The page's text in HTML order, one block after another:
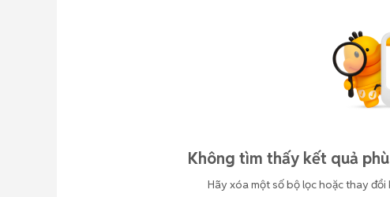
Không tìm thấy kết quả
Hãy xóa một số bộ lọc hoặc thay